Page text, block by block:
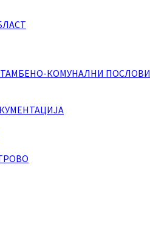
КОМУНАЛНИ ПОСЛОВИ